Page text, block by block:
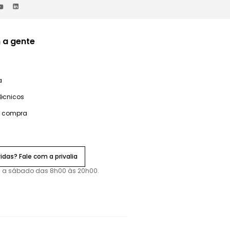
a gente
compra
Fale com a privalia
a sábado das 8h00 às 20h00.